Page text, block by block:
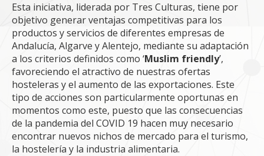
Esta iniciativa, liderada por Tres Culturas, tiene por
objetivo generar ventajas competitivas para los
productos y servicios de diferentes empresas de
Andalucía, Algarve y Alentejo, mediante su adaptación
a los criterios definidos como ‘Muslim friendly’,
favoreciendo el atractivo de nuestras ofertas
hosteleras y el aumento de las exportaciones. Este
tipo de acciones son particularmente oportunas en
momentos como este, puesto que las consecuencias
de la pandemia del COVID 19 hacen muy necesario
encontrar nuevos nichos de mercado para el turismo,
la hostelería y la industria alimentaria.